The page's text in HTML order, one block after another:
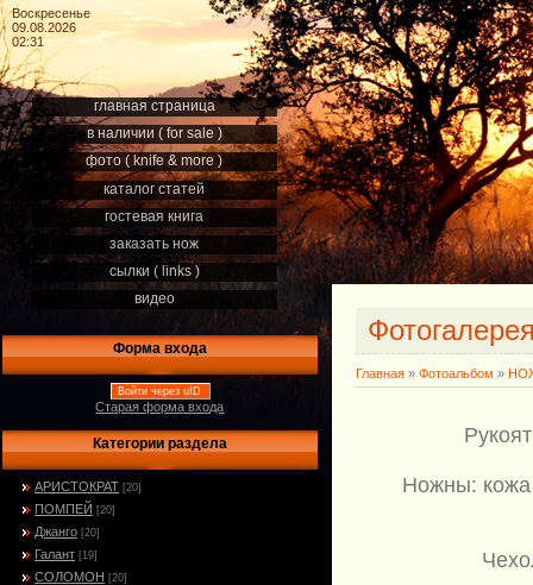
Воскресенье
09.08.2026
02:31
главная страница
в наличии ( for sale )
фото ( knife & more )
каталог статей
гостевая книга
заказать нож
сылки ( links )
видео
Форма входа
Войти через uID
Старая форма входа
Категории раздела
АРИСТОКРАТ [20]
ПОМПЕЙ [20]
Джанго [20]
Галант [19]
СОЛОМОН [20]
Главная » Фотоальбом »
Ножны: кожа